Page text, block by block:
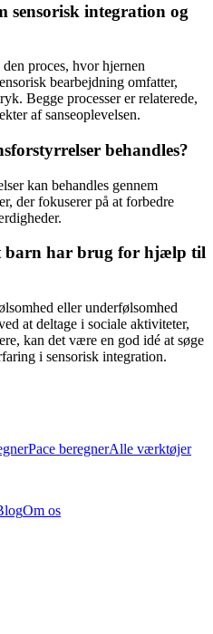
sensorisk integration og
proces, hvor hjernen
bearbejdning omfatter,
Begge processer er relaterede,
af sanseoplevelsen.
behandles?
kan behandles gennem
der fokuserer på at forbedre
barn har brug for hjælp til
eller underfølsomhed
at deltage i sociale aktiviteter,
kan det være en god idé at søge
i sensorisk integration.
Pace beregnerAlle værktøjer
Om os